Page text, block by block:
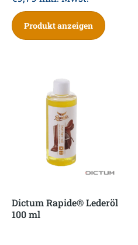
Produkt anzeigen
Dictum Rapide® Lederöl
100 ml